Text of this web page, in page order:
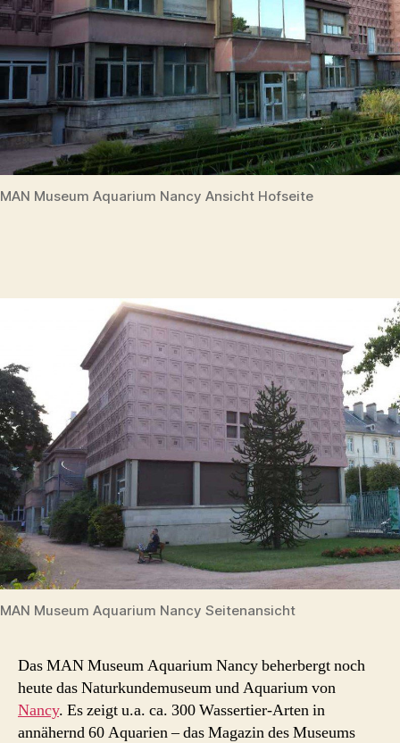
MAN Museum Aquarium Nancy Ansicht Hofseite
MAN Museum Aquarium Nancy Seitenansicht
Das MAN Museum Aquarium Nancy beherbergt noch
heute das Naturkundemuseum und Aquarium von
Nancy. Es zeigt u.a. ca. 300 Wassertier-Arten in
annähernd 60 Aquarien – das Magazin des Museums